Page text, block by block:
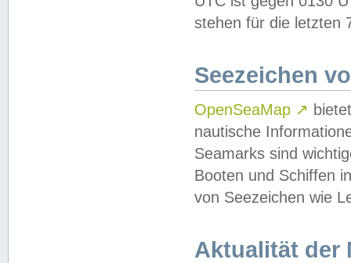
stehen für die letzten
Seezeichen
OpenSeaMap ↗
nautische
Seamarks sind
Booten und Schiffen
von Seezeichen wie
Aktualität der